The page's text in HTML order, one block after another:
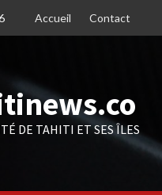
Accueil Contact
DE TAHITI ET SES ÎLES